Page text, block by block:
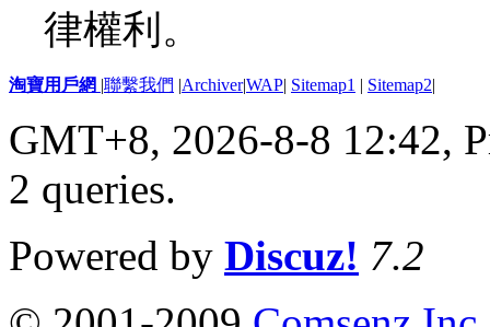
律權利。
淘寶用戶網 |聯繫我們 |Archiver|WAP| Sitemap1 | Sitemap2|
GMT+8, 2026-8-8 12:42,
2 queries.
Powered by Discuz! 7.2